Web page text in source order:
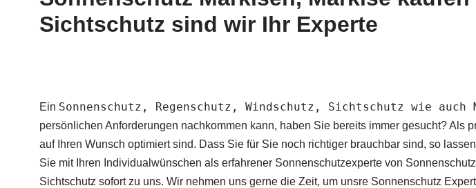
Sichtschutz sind wir Ihr Experte
Ein Sonnenschutz, Regenschutz, Windschutz, Sichtschutz wie auch
persönlichen Anforderungen nachkommen kann, haben Sie bereits immer gesucht?
auf Ihren Wunsch optimiert sind. Dass Sie für Sie noch richtiger brauchbar sind, so
Sie mit Ihren Individualwünschen als erfahrener Sonnenschutzexperte von
Sichtschutz sofort zu uns. Wir nehmen uns gerne die Zeit, um unsre Sonnenschutz